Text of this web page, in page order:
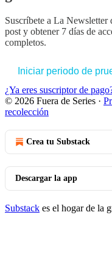
Suscríbete a La Newsletter
post y obtener 7 días de
completos.
Iniciar periodo de
¿Ya eres suscriptor de
© 2026 Fuera de Series ·
recolección
Crea tu Substack
Descargar la app
Substack es el hogar de la